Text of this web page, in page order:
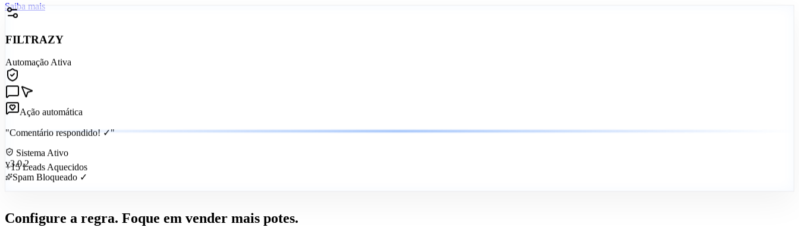
Saiba mais
FILTRAZY
Automação Ativa
Ação automática
"Comentário respondido! ✓"
Sistema Ativo
v3.0.2
+15 Leads Aquecidos
Configure a regra. Foque em vender mais potes.